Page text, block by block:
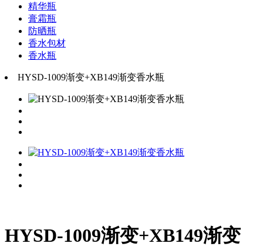
精华瓶
膏霜瓶
防晒瓶
香水包材
香水瓶
HYSD-1009渐变+XB149渐变香水瓶
HYSD-1009渐变+XB149渐变